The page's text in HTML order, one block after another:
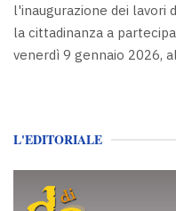
l'inaugurazione dei lavori
la cittadinanza a
venerdì 9 gennaio 2026,
L'EDITORIALE